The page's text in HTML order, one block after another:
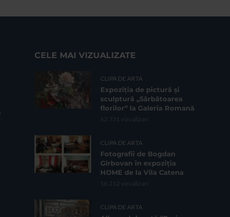
CELE MAI VIZUALIZATE
CLIPA DE ARTA
Expoziția de pictură și
sculptură „Sărbătoarea
florilor” la Galeria Romană
62.731 vizualizari
CLIPA DE ARTA
Fotografii de Bogdan
Gîrbovan în expoziția
HOME de la Vila Catena
16.212 vizualizari
CLIPA DE ARTA